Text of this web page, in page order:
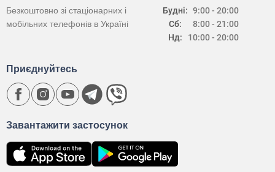
Будні:
Сб:
Нд:
9:00 - 20:00
8:00 - 21:00
10:00 - 20:00
Безкоштовно зі стаціонарних і
мобільних телефонів в Україні
Завантажити застосунок
Приєднуйтесь